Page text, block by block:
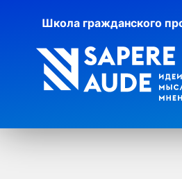
Школа гражданского